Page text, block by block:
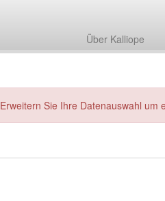
Über Kalliope
Erweitern Sie Ihre Datenauswahl um